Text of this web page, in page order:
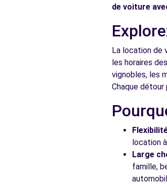
Free2Move Rent - GARAGE TROSKOT
GRIESHEIM-SUR-SOUFFEL, 67370
de voiture
La location de
les horaires
vignobles, les
Chaque détour
location
Large
famille,